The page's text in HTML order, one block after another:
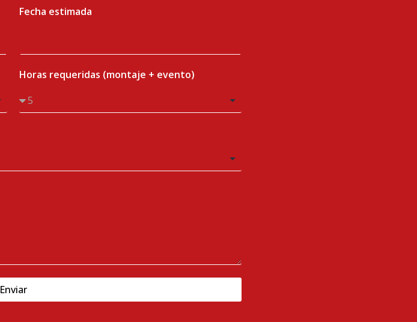
Fecha estimada
Horas requeridas (montaje + evento)
Enviar